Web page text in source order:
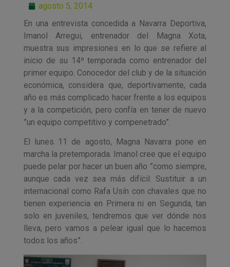
agosto 5, 2014
En una entrevista concedida a Navarra Deportiva,
Imanol Arregui, entrenador del Magna Xota,
muestra sus impresiones en lo que se refiere al
inicio de su 14º temporada como entrenador del
primer equipo. Conocedor del club y de la situación
económica, considera que, deportivamente, cada
año es más complicado hacer frente a los equipos
y a la competición, pero confía en tener de nuevo
”un equipo competitivo y compenetrado”.
El lunes 11 de agosto, Magna Navarra pone en
marcha la pretemporada. Imanol cree que el equipo
puede pelar por hacer un buen año ”como siempre,
aunque cada vez sea más difícil. Sustituir a un
internacional como Rafa Usín con chavales que no
tienen experiencia en Primera ni en Segunda, tan
solo en juveniles, tendremos que ver dónde nos
lleva, pero vamos a pelear igual que lo hacemos
todos los años”.